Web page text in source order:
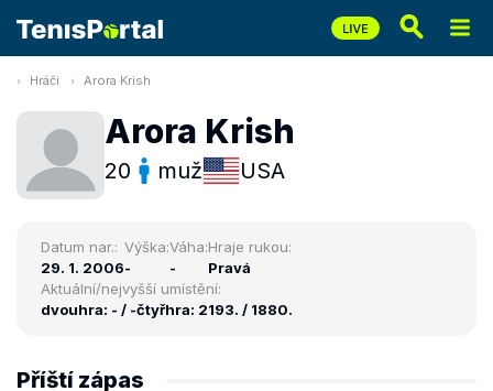
Hráči Arora Krish
Arora Krish
20 muž USA
Datum nar.:
29. 1. 2006
Výška:
-
Váha:
-
Hraje rukou:
Pravá
Aktuální/nejvyšší umístění:
dvouhra: - / -čtyřhra: 2193. / 1880.
Příští zápas